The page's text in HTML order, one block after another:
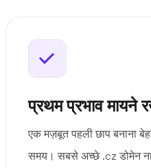
प्रथम प्रभाव मायने
एक मज़बूत पहली छाप बनाना
समय। सबसे अच्छे .cz डोमेन